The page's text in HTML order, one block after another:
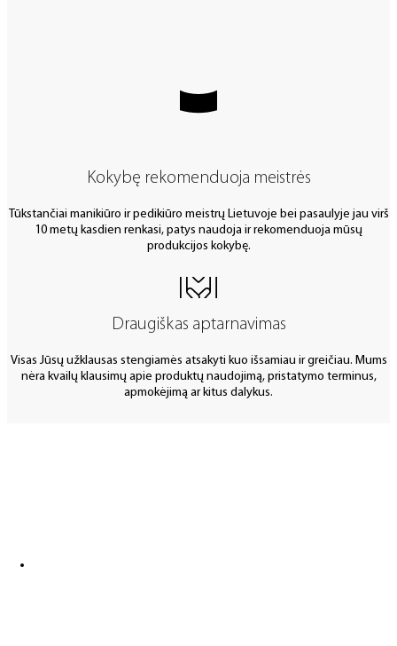
Kokybę rekomenduoja meistrės
Tūkstančiai manikiūro ir pedikiūro meistrų Lietuvoje bei pasaulyje jau virš
10 metų kasdien renkasi, patys naudoja ir rekomenduoja mūsų
produkcijos kokybę.
Draugiškas aptarnavimas
Visas Jūsų užklausas stengiamės atsakyti kuo išsamiau ir greičiau. Mums
nėra kvailų klausimų apie produktų naudojimą, pristatymo terminus,
apmokėjimą ar kitus dalykus.